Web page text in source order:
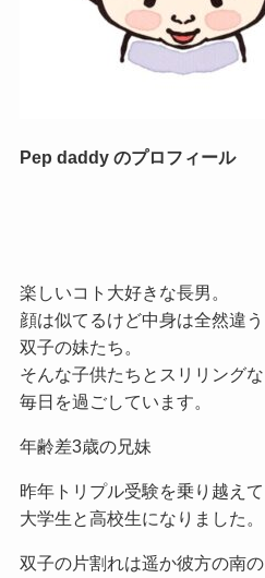
Pep daddy のプロフィール
楽しいコト大好きな長男。
顔は似てるけど中身は全然違う
双子の妹たち。
そんな子供たちとスリリングな
毎日を過ごしています。
年齢差3歳の兄妹
昨年トリプル受験を乗り越えて
大学生と高校生になりました。
双子の片割れは遥か彼方の南の